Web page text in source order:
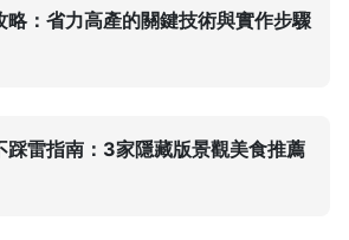
略：省力高產的關鍵技術與實作步驟
踩雷指南：3家隱藏版景觀美食推薦